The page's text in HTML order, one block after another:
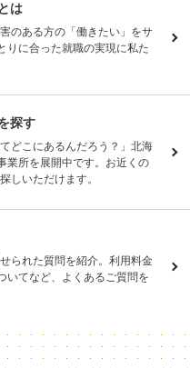
は
のある方の「働きたい」をサ
りに合った就職の実現に私た
探す
どこにあるんだろう？」北海
業所を展開中です。お近くの
しいただけます。
られた質問を紹介。利用料金
いてなど、よくあるご質問を